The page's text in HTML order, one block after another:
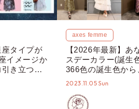
座タイプが
イメージか
き立つス
axes femme
【2026年最新】あ
スデーカラー(誕生
366色の誕生色から
誕生色、バースデ
2023.11.05 Sun